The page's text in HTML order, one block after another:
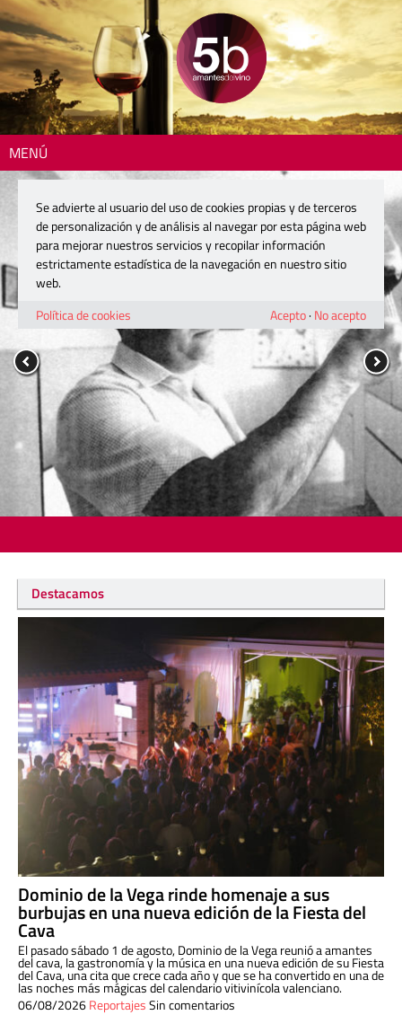
MENÚ
Destacamos
Dominio de la Vega rinde homenaje a sus
burbujas en una nueva edición de la Fiesta del
Cava
El pasado sábado 1 de agosto, Dominio de la Vega reunió a amantes
del cava, la gastronomía y la música en una nueva edición de su Fiesta
del Cava, una cita que crece cada año y que se ha convertido en una de
las noches más mágicas del calendario vitivinícola valenciano.
06/08/2026ReportajesSin comentarios
Se advierte al usuario del uso de cookies propias y de terceros
de personalización y de análisis al navegar por esta página web
para mejorar nuestros servicios y recopilar información
estrictamente estadística de la navegación en nuestro sitio
web.
Política de cookies
Acepto· No acepto